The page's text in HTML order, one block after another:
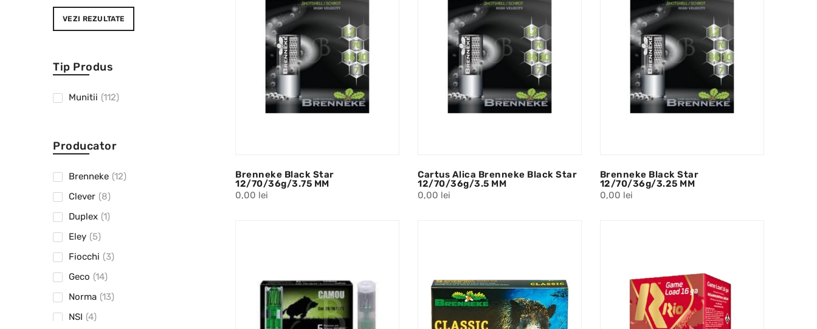
VEZI REZULTATE
Tip Produs
Munitii (112)
Producator
Brenneke (12)
Clever (8)
Duplex (1)
Eley (5)
Fiocchi (3)
Geco (14)
Norma (13)
NSI (4)
Brenneke Black Star
12/70/36g/3.75 MM
0,00 lei
Cartus Alica Brenneke Black Star
12/70/36g/3.5 MM
0,00 lei
Brenneke Black Star
12/70/36g/3.25 MM
0,00 lei